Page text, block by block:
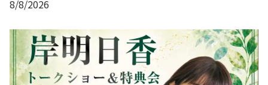
8/8/2026